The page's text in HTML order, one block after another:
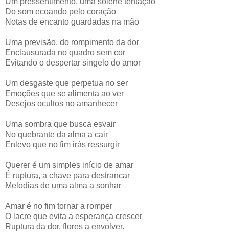
Do som ecoando pelo coração
Notas de encanto guardadas na mão
Uma previsão, do rompimento da dor
Enclausurada no quadro sem cor
Evitando o despertar singelo do amor
Um desgaste que perpetua no ser
Emoções que se alimenta ao ver
Desejos ocultos no amanhecer
Uma sombra que busca esvair
No quebrante da alma a cair
Enlevo que no fim irás ressurgir
Querer é um simples início de amar
É ruptura, a chave para destrancar
Melodias de uma alma a sonhar
Amar é no fim tornar a romper
O lacre que evita a esperança crescer
Ruptura da dor, flores a envolver.